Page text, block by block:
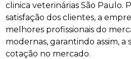
clinica veterinárias São Paulo.
satisfação dos clientes, a
melhores profissionais do
modernas, garantindo assim, a
cotação no mercado.